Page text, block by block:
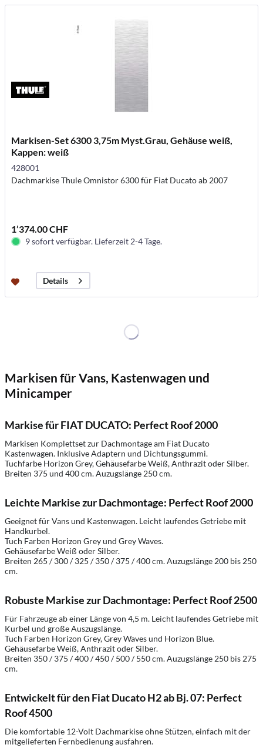
Markisen-Set 6300 3,75m Myst.Grau, Gehäuse weiß,
Kappen: weiß
428001
Dachmarkise Thule Omnistor 6300 für Fiat Ducato ab 2007
1’374.00 CHF
9 sofort verfügbar. Lieferzeit 2-4 Tage.
Details
Markisen für Vans, Kastenwagen und
Minicamper
Markise für FIAT DUCATO: Perfect Roof 2000
Markisen Komplettset zur Dachmontage am Fiat Ducato
Kastenwagen. Inklusive Adaptern und Dichtungsgummi.
Tuchfarbe Horizon Grey, Gehäusefarbe Weiß, Anthrazit oder Silber.
Breiten 375 und 400 cm. Auzugslänge 250 cm.
Leichte Markise zur Dachmontage: Perfect Roof 2000
Geeignet für Vans und Kastenwagen. Leicht laufendes Getriebe mit
Handkurbel.
Tuch Farben Horizon Grey und Grey Waves.
Gehäusefarbe Weiß oder Silber.
Breiten 265 / 300 / 325 / 350 / 375 / 400 cm. Auzugslänge 200 bis 250
cm.
Robuste Markise zur Dachmontage: Perfect Roof 2500
Für Fahrzeuge ab einer Länge von 4,5 m. Leicht laufendes Getriebe mit
Kurbel und große Auszugslänge.
Tuch Farben Horizon Grey, Grey Waves und Horizon Blue.
Gehäusefarbe Weiß, Anthrazit oder Silber.
Breiten 350 / 375 / 400 / 450 / 500 / 550 cm. Auzugslänge 250 bis 275
cm.
Entwickelt für den Fiat Ducato H2 ab Bj. 07: Perfect
Roof 4500
Die komfortable 12-Volt Dachmarkise ohne Stützen, einfach mit der
mitgelieferten Fernbedienung ausfahren.